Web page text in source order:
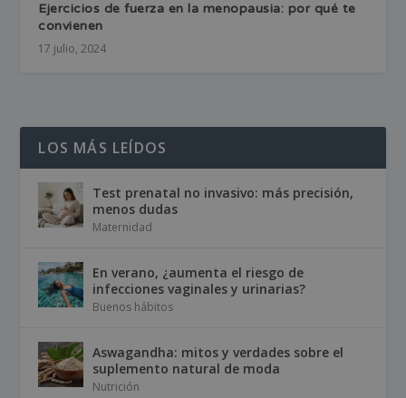
Ejercicios de fuerza en la menopausia: por qué te
convienen
17 julio, 2024
LOS MÁS LEÍDOS
Test prenatal no invasivo: más precisión,
menos dudas
Maternidad
En verano, ¿aumenta el riesgo de
infecciones vaginales y urinarias?
Buenos hábitos
Aswagandha: mitos y verdades sobre el
suplemento natural de moda
Nutrición